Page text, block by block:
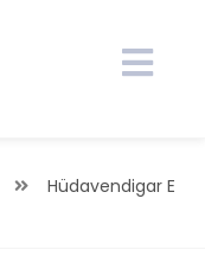
Hüdavendigar E